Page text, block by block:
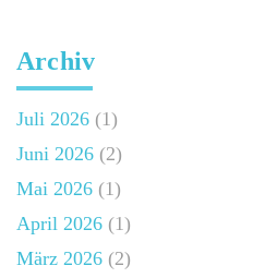
Archiv
Juli 2026 (1)
Juni 2026 (2)
Mai 2026 (1)
April 2026 (1)
März 2026 (2)